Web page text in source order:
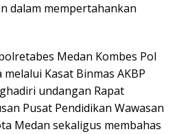
dalam mempertahankan
Medan Kombes Pol
Kasat Binmas AKBP
undangan Rapat
Pusat Pendidikan Wawasan
Medan sekaligus membahas